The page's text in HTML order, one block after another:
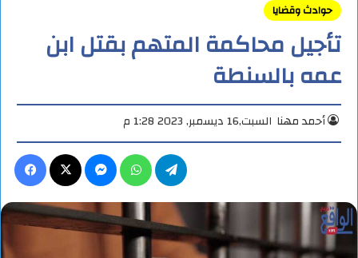
حوادث وقضايا
تأجيل محاكمة المتهم بقتل ابن
عمه بالسنطة
أحمد مهنا السبت,16 ديسمبر, 2023 1:28 م
ماسنجر واتساب تيلقرام